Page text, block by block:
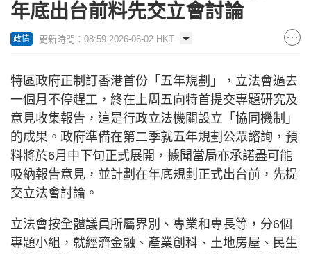
年底出台前料先交立會討論
政情 更新時間：08:59 2026-06-02 HKT
特區政府正制訂香港首份「五年規劃」，立法會過去
一個月不停趕工，終在上周五向特首提交專題研究及
意見收集報告，這是行政立法機關設立「協同機制」
的成果。政府準備在第二季就五年規劃公眾諮詢，預
料將於6月中下旬正式展開，據聞當局亦承諾盡可能
吸納報告意見，並計劃在年底規劃正式出台前，先提
交立法會討論。
立法會按全體議員所屬界別、專業和專長等，分6個
專題小組，就經濟金融、產業創科、土地房屋、民生